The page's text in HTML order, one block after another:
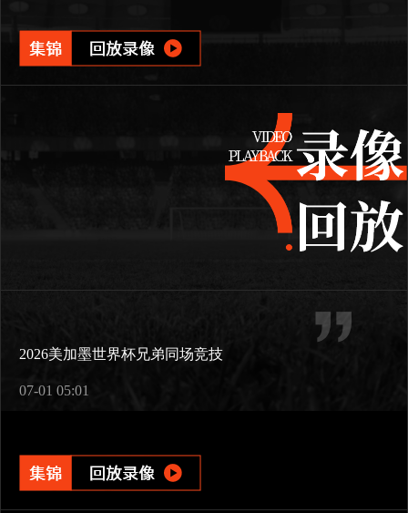
2026美加墨世界杯兄弟同场竞技
07-01 05:01